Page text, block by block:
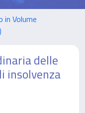
in Volume
delle
insolvenza